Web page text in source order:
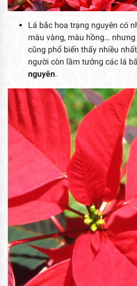
Lá bắc hoa trạng nguyên có
màu vàng, màu hồng…
cũng phổ biến thấy nhiều
người còn lầm tưởng các lá
nguyên.